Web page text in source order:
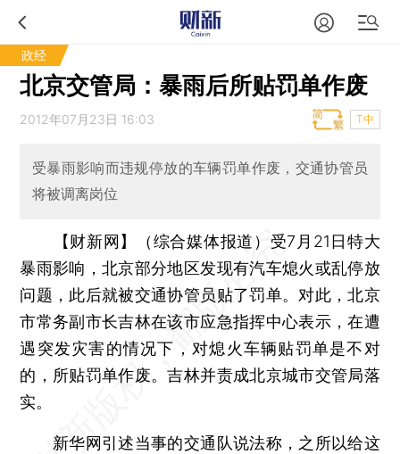
政经
北京交管局：暴雨后所贴罚单作废
2012年07月23日 16:03 T中
受暴雨影响而违规停放的车辆罚单作废，交通协管员
将被调离岗位
【财新网】（综合媒体报道） 受7月21日特大
暴雨影响，北京部分地区发现有汽车熄火或乱停放
问题，此后就被交通协管员贴了罚单。对此，北京
市常务副市长吉林在该市应急指挥中心表示，在遭
遇突发灾害的情况下，对熄火车辆贴罚单是不对
的，所贴罚单作废。吉林并责成北京城市交管局落
实。
新华网引述当事的交通队说法称，之所以给这